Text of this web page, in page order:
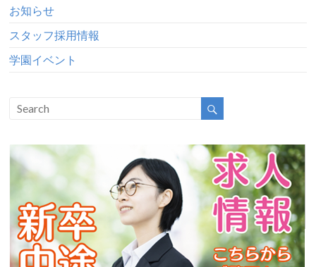
お知らせ
スタッフ採用情報
学園イベント